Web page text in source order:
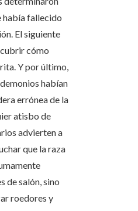
había fallecido
El siguiente
cómo
Y por último,
habían
errónea de la
atisbo de
advierten a
que la raza
de salón, sino
roedores y